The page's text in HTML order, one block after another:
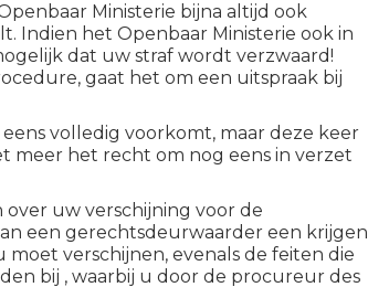
Ministerie bijna altijd ook
Indien het Openbaar Ministerie ook in
dat uw straf wordt verzwaard!
gaat het om een uitspraak bij
volledig voorkomt, maar deze keer
meer het recht om nog eens in verzet
uw verschijning voor de
een gerechtsdeurwaarder een krijgen
verschijnen, evenals de feiten die
bij , waarbij u door de procureur des